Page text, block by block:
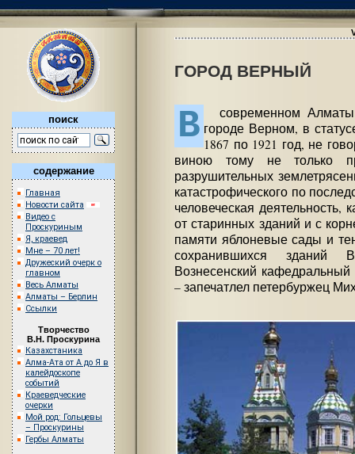
поиск
содержание
Главная
Новости сайта
Видео с
Проскуриным
Я, краевед
Мне – 70 лет!
Дружеский очерк о
главном
Весь Алматы
Алматы – Берлин
Ссылки
Творчество
В.Н. Проскурина
Казахстаника
Алма-Ата от А до Я в
калейдоскопе
событий
Краеведческие
очерки
Мой род: Гольцевы
– Проскурины
Гербы Алматы
ГОРОД ВЕРНЫЙ
В
современном
городе Верном, в
1867 по 1921 год, не
виною тому не только
разрушительных
катастрофического по
человеческая
от старинных зданий и с
памяти яблоневые сады и
сохранившихся зданий
Вознесенский
– запечатлел петербуржец